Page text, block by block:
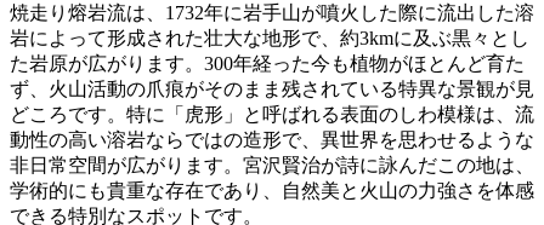
焼走り熔岩流は、1732年に岩手山が噴火した際に流出した溶
岩によって形成された壮大な地形で、約3kmに及ぶ黒々とし
た岩原が広がります。300年経った今も植物がほとんど育た
ず、火山活動の爪痕がそのまま残されている特異な景観が見
どころです。特に「虎形」と呼ばれる表面のしわ模様は、流
動性の高い溶岩ならではの造形で、異世界を思わせるような
非日常空間が広がります。宮沢賢治が詩に詠んだこの地は、
学術的にも貴重な存在であり、自然美と火山の力強さを体感
できる特別なスポットです。